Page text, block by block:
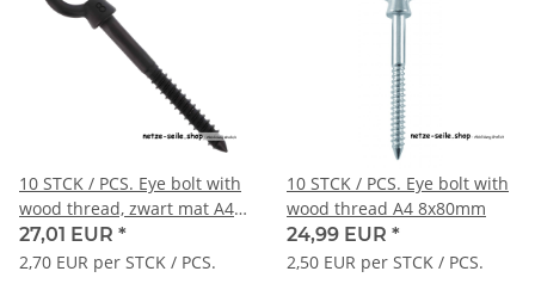
10 STCK / PCS. Eye bolt with
wood thread, zwart mat A4
8x60mm
27,01 EUR *
2,70 EUR per STCK / PCS.
10 STCK / PCS. Eye bolt with
wood thread A4 8x80mm
24,99 EUR *
2,50 EUR per STCK / PCS.